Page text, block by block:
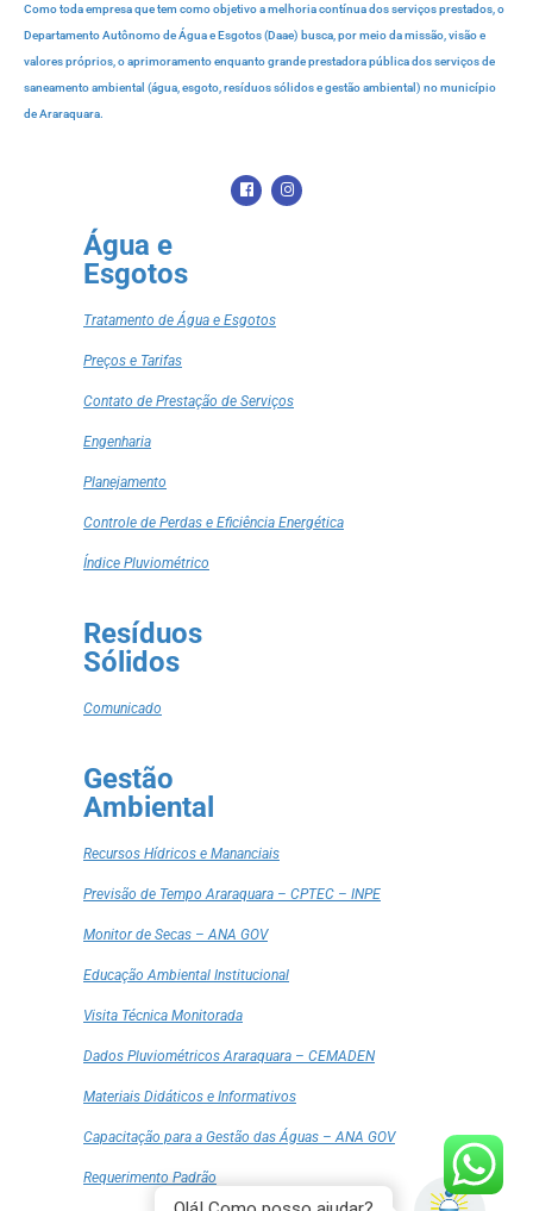
Como toda empresa que tem como objetivo a melhoria contínua dos serviços prestados, o
Departamento Autônomo de Água e Esgotos (Daae) busca, por meio da missão, visão e
valores próprios, o aprimoramento enquanto grande prestadora pública dos serviços de
saneamento ambiental (água, esgoto, resíduos sólidos e gestão ambiental) no município
de Araraquara.
Água e
Esgotos
Tratamento de Água e Esgotos
Preços e Tarifas
Contato de Prestação de Serviços
Engenharia
Planejamento
Controle de Perdas e Eficiência Energética
Índice Pluviométrico
Resíduos
Sólidos
Comunicado
Gestão
Ambiental
Recursos Hídricos e Mananciais
Previsão de Tempo Araraquara – CPTEC – INPE
Monitor de Secas – ANA GOV
Educação Ambiental Institucional
Visita Técnica Monitorada
Dados Pluviométricos Araraquara – CEMADEN
Materiais Didáticos e Informativos
Capacitação para a Gestão das Águas – ANA GOV
Requerimento Padrão